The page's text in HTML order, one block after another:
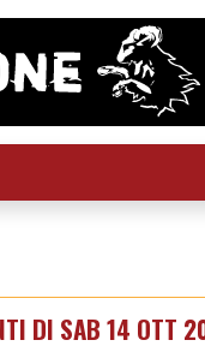
DI SAB 14 OTT